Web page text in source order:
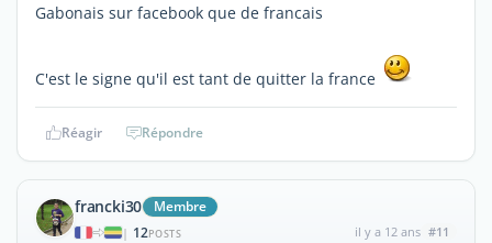
Gabonais sur facebook que de francais
C'est le signe qu'il est tant de quitter la france
Réagir Répondre
francki30 Membre
| 12POSTS il y a 12 ans #11